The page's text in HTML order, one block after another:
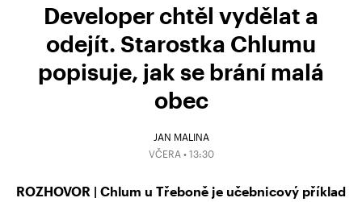
Developer chtěl vydělat a
odejít. Starostka Chlumu
popisuje, jak se brání malá
obec
JAN MALINA
VČERA • 13:30
ROZHOVOR | Chlum u Třeboně je učebnicový příklad